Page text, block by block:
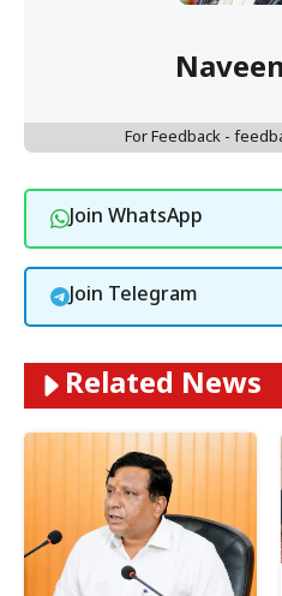
For Feedback -
Join WhatsApp
Join Telegram
Related News